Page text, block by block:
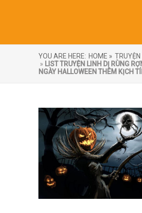
YOU ARE HERE: HOME » TRUYỆN
» LIST TRUYỆN LINH DỊ RÙNG
NGÀY HALLOWEEN THÊM KỊCH